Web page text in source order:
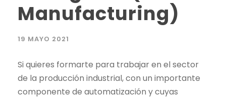
Manufacturing)
19 MAYO 2021
Si quieres formarte para trabajar en el sector
de la producción industrial, con un importante
componente de automatización y cuyas